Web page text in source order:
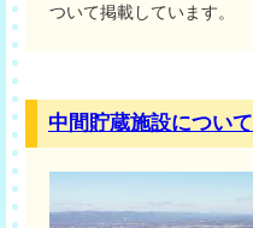
ついて掲載しています。
中間貯蔵施設について